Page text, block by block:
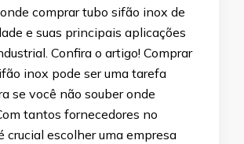
comprar tubo sifão inox de
e suas principais aplicações
Confira o artigo! Comprar
inox pode ser uma tarefa
se você não souber onde
tantos fornecedores no
crucial escolher uma empresa